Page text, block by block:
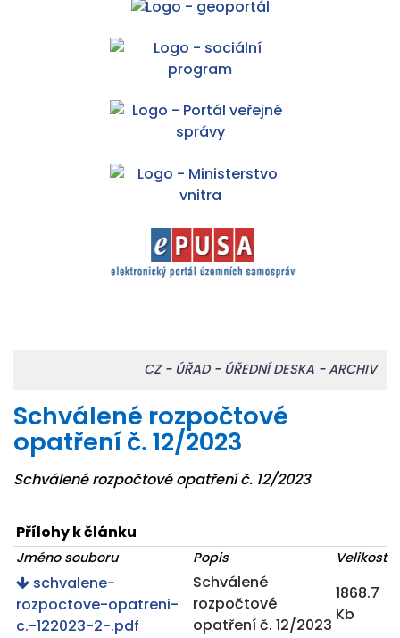
CZ- ÚŘAD- ÚŘEDNÍ DESKA-ARCHIV
Schválené rozpočtové
opatření č. 12/2023
Schválené rozpočtové opatření č. 12/2023
Přílohy k článku
Jméno souboru Popis Velikost
schvalene-
rozpoctove-opatreni-
c.-122023-2-.pdf
Schválené
rozpočtové
opatření č. 12/2023
1868.7
Kb